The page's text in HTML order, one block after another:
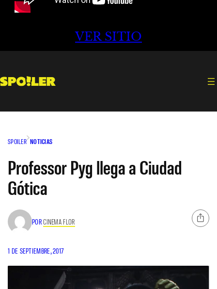
VER SITIO
SPOILER NOTICIAS
Professor Pyg llega a Ciudad
Gótica
PORCINEMA FLOR
1 DE SEPTIEMBRE, 2017